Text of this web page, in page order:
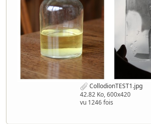
CollodionTEST1.jpg
42.82 Ko, 600x420
vu 1246 fois